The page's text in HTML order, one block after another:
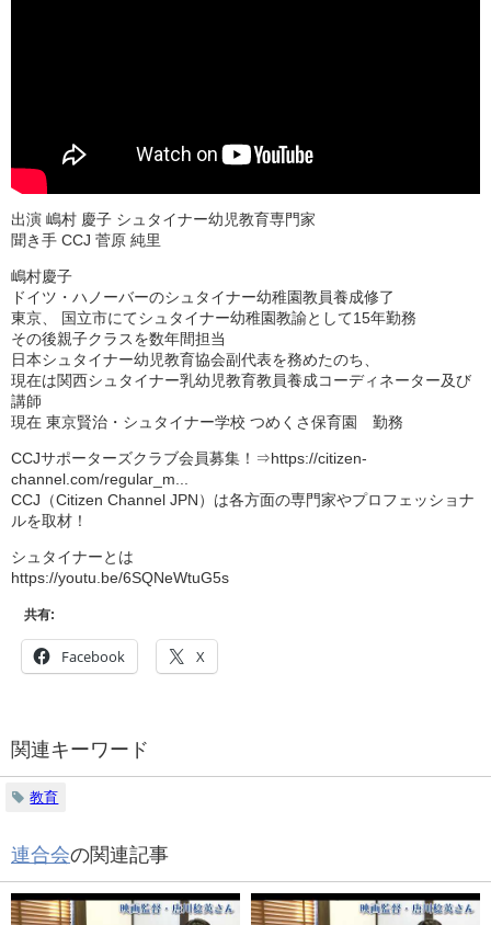
出演 嶋村 慶子 シュタイナー幼児教育専門家
聞き手 CCJ 菅原 純里
嶋村慶子
ドイツ・ハノーバーのシュタイナー幼稚園教員養成修了
東京、 国立市にてシュタイナー幼稚園教諭として15年勤務
その後親子クラスを数年間担当
日本シュタイナー幼児教育協会副代表を務めたのち、
現在は関西シュタイナー乳幼児教育教員養成コーディネーター及び
講師
現在 東京賢治・シュタイナー学校 つめくさ保育園 勤務
CCJサポーターズクラブ会員募集！⇒https://citizen-
channel.com/regular_m...
CCJ（Citizen Channel JPN）は各方面の専門家やプロフェッショナ
ルを取材！
シュタイナーとは
https://youtu.be/6SQNeWtuG5s
共有:
Facebook X
関連キーワード
教育
連合会の関連記事